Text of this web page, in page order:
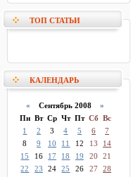
ТОП СТАТЬИ
КАЛЕНДАРЬ
« Сентябрь 2008»
Пн Вт Ср Чт Пт Сб Вс
1
2 3 4 5 6
7
8
9 10 11 12 13
14
15
16 17 18 19 20
21
22
23 24 25 26 27
28